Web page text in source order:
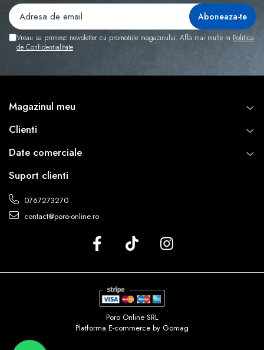
Vreau sa primesc newsletter cu promotiile magazinului. Afla mai multe in Politica
de Confidentialitate
Magazinul meu
Clienti
Date comerciale
Suport clienti
0767273270
contact@poro-online.ro
Poro Online SRL
Platforma E-commerce by Gomag